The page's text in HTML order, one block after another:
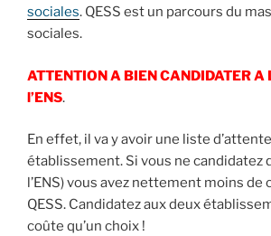
sociales. QESS est un parcours du
sociales.
ATTENTION A BIEN CANDIDATER A
l’ENS.
En effet, il va y avoir une liste
établissement. Si vous ne candidatez
l’ENS) vous avez nettement moins de
QESS. Candidatez aux deux
coûte qu’un choix !